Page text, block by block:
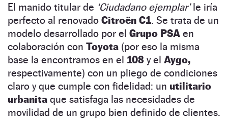
El manido titular de ‘Ciudadano ejemplar’le iría
perfecto al renovado Citroën C1. Se trata de un
modelo desarrollado por el Grupo PSA en
colaboración con Toyota (por eso la misma
base la encontramos en el 108 y el Aygo,
respectivamente) con un pliego de condiciones
claro y que cumple con fidelidad: un utilitario
urbanita que satisfaga las necesidades de
movilidad de un grupo bien definido de clientes.